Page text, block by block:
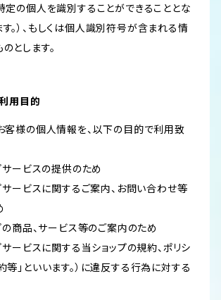
定の個人を識別することができることとな
。）、もしくは個人識別符号が含まれる情
とします。
用目的
客様の個人情報を、以下の目的で利用致
サービスの提供のため
プサービスに関するご案内、お問い合わせ等
の商品、サービス等のご案内のため
サービスに関する当ショップの規約、ポリシ
等」といいます。）に違反する行為に対する